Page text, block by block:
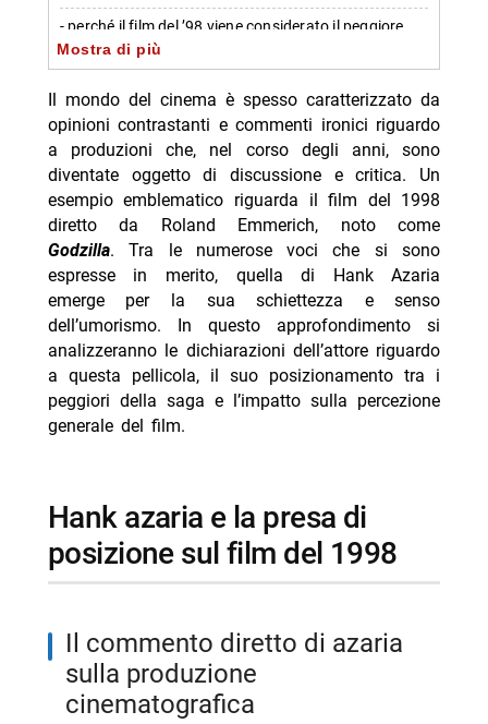
- perché il film del ’98 viene considerato il peggiore
della saga
-- analisi dei motivi per cui Godzilla (1998) è
considerato un fallimento
- reputazione e impatto nel tempo del film del 1998
-- le reazioni della community e la perpetuazione della
cattiva fama
- personalità notevoli che hanno commentato il film
-- Scopri di più da Jump the shark
-- RispondiAnnulla risposta
- A 007 Dalla Russia con amore stasera su La7
- Smokin’ Aces stasera su 20 Mediaset 8 agosto
trama cast
- Reazione a catena oggi 8 agosto 2026 Rai 1 Liorni
- Wolf Warrior stasera su Rai 4: trama e cast
Mostra di più
Il mondo del cinema è spesso caratterizzato da
opinioni contrastanti e commenti ironici riguardo
a produzioni che, nel corso degli anni, sono
diventate oggetto di discussione e critica. Un
esempio emblematico riguarda il film del 1998
diretto da Roland Emmerich, noto come
Godzilla. Tra le numerose voci che si sono
espresse in merito, quella di Hank Azaria
emerge per la sua schiettezza e senso
dell’umorismo. In questo approfondimento si
analizzeranno le dichiarazioni dell’attore riguardo
a questa pellicola, il suo posizionamento tra i
peggiori della saga e l’impatto sulla percezione
generale del film.
hank azaria e la presa di
posizione sul film del 1998
il commento diretto di azaria
sulla produzione
cinematografica